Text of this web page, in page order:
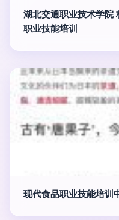
湖北交通职业技术学院
职业技能培训
现代食品职业技能培训